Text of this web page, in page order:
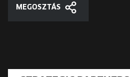
MEGOSZTÁS